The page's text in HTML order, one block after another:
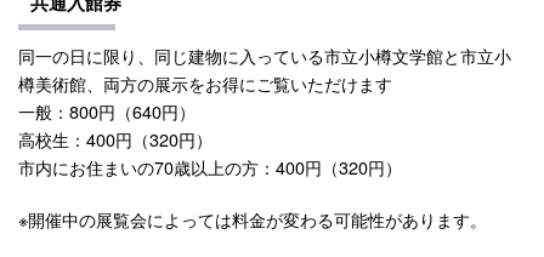
同一の日に限り、同じ建物に入っている市立小樽文学館と市立小
樽美術館、両方の展示をお得にご覧いただけます
一般：800円（640円）
高校生：400円（320円）
市内にお住まいの70歳以上の方：400円（320円）
※開催中の展覧会によっては料金が変わる可能性があります。